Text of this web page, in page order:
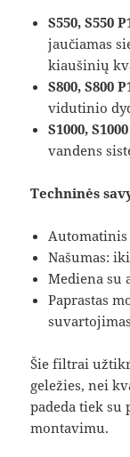
S550, S550
jaučiamas
kiaušinių
S800, S800
vidutinio
S1000,
vandens
Techninės
Automatinis
Našumas:
Mediena su
Paprastas
Šie filtrai
geležies, nei
padeda tiek
montavimu.